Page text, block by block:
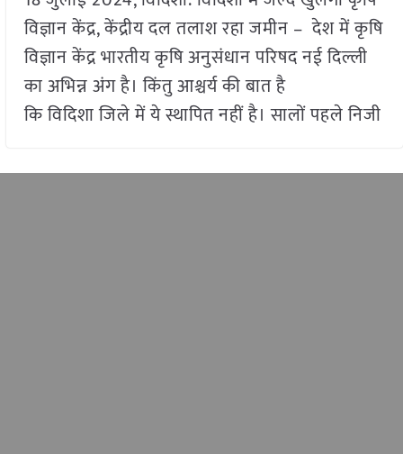
विज्ञान केंद्र, केंद्रीय दल तलाश रहा जमीन – देश में कृषि
विज्ञान केंद्र भारतीय कृषि अनुसंधान परिषद नई दिल्ली
का अभिन्न अंग है। किंतु आश्चर्य की बात है
कि विदिशा जिले में ये स्थापित नहीं है। सालों पहले निजी